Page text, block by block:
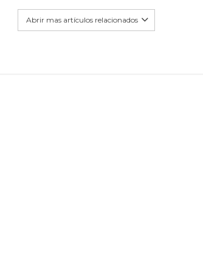
Abrir mas artículos relacionados